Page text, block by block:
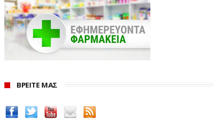
ΒΡΕΙΤΕ ΜΑΣ